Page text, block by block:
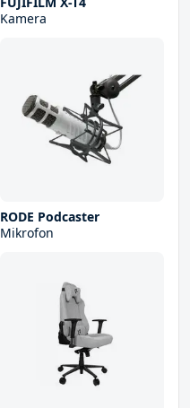
Kamera
RODE Podcaster
Mikrofon